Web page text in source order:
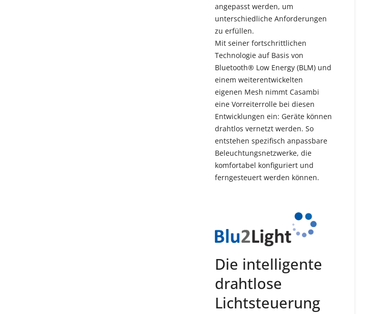
angepasst werden, um
unterschiedliche Anforderungen
zu erfüllen.
Mit seiner fortschrittlichen
Technologie auf Basis von
Bluetooth® Low Energy (BLM) und
einem weiterentwickelten
eigenen Mesh nimmt Casambi
eine Vorreiterrolle bei diesen
Entwicklungen ein: Geräte können
drahtlos vernetzt werden. So
entstehen spezifisch anpassbare
Beleuchtungsnetzwerke, die
komfortabel konfiguriert und
ferngesteuert werden können.
Die intelligente
drahtlose
Lichtsteuerung